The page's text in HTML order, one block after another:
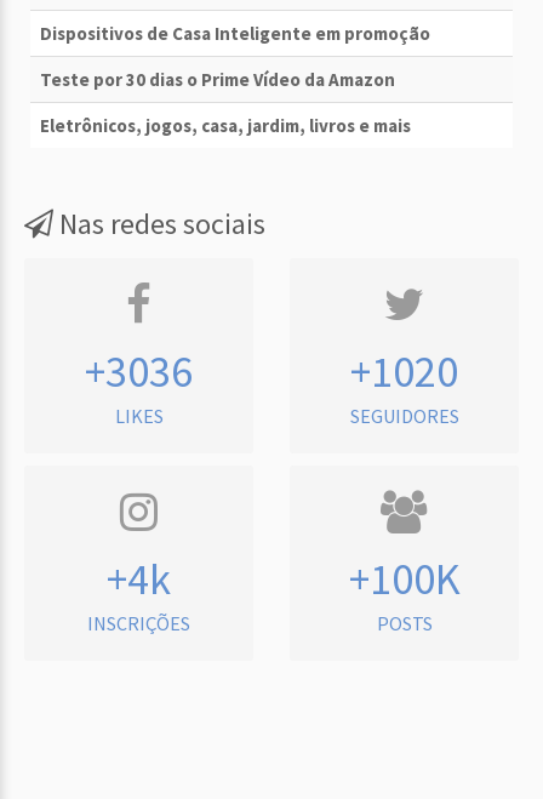
Dispositivos de Casa Inteligente em promoção
Teste por 30 dias o Prime Vídeo da Amazon
Eletrônicos, jogos, casa, jardim, livros e mais
Nas redes sociais
+3036
LIKES
+1020
SEGUIDORES
+4k
INSCRIÇÕES
+100K
POSTS